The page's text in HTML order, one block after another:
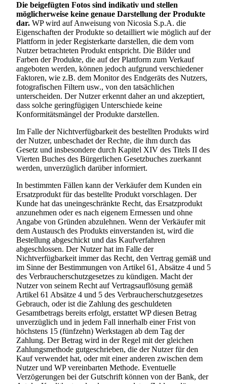
Die beigefügten Fotos sind indikativ und stellen
möglicherweise keine genaue Darstellung der Produkte
dar. WP wird auf Anweisung von Nicosia S.p.A. die
Eigenschaften der Produkte so detailliert wie möglich auf der
Plattform in jeder Registerkarte darstellen, die dem vom
Nutzer betrachteten Produkt entspricht. Die Bilder und
Farben der Produkte, die auf der Plattform zum Verkauf
angeboten werden, können jedoch aufgrund verschiedener
Faktoren, wie z.B. dem Monitor des Endgeräts des Nutzers,
fotografischen Filtern usw., von den tatsächlichen
unterscheiden. Der Nutzer erkennt daher an und akzeptiert,
dass solche geringfügigen Unterschiede keine
Konformitätsmängel der Produkte darstellen.
Im Falle der Nichtverfügbarkeit des bestellten Produkts wird
der Nutzer, unbeschadet der Rechte, die ihm durch das
Gesetz und insbesondere durch Kapitel XIV des Titels II des
Vierten Buches des Bürgerlichen Gesetzbuches zuerkannt
werden, unverzüglich darüber informiert.
In bestimmten Fällen kann der Verkäufer dem Kunden ein
Ersatzprodukt für das bestellte Produkt vorschlagen. Der
Kunde hat das uneingeschränkte Recht, das Ersatzprodukt
anzunehmen oder es nach eigenem Ermessen und ohne
Angabe von Gründen abzulehnen. Wenn der Verkäufer mit
dem Austausch des Produkts einverstanden ist, wird die
Bestellung abgeschickt und das Kaufverfahren
abgeschlossen. Der Nutzer hat im Falle der
Nichtverfügbarkeit immer das Recht, den Vertrag gemäß und
im Sinne der Bestimmungen von Artikel 61, Absätze 4 und 5
des Verbraucherschutzgesetzes zu kündigen. Macht der
Nutzer von seinem Recht auf Vertragsauflösung gemäß
Artikel 61 Absätze 4 und 5 des Verbraucherschutzgesetzes
Gebrauch, oder ist die Zahlung des geschuldeten
Gesamtbetrags bereits erfolgt, erstattet WP diesen Betrag
unverzüglich und in jedem Fall innerhalb einer Frist von
höchstens 15 (fünfzehn) Werkstagen ab dem Tag der
Zahlung. Der Betrag wird in der Regel mit der gleichen
Zahlungsmethode gutgeschrieben, die der Nutzer für den
Kauf verwendet hat, oder mit einer anderen zwischen dem
Nutzer und WP vereinbarten Methode. Eventuelle
Verzögerungen bei der Gutschrift können von der Bank, der